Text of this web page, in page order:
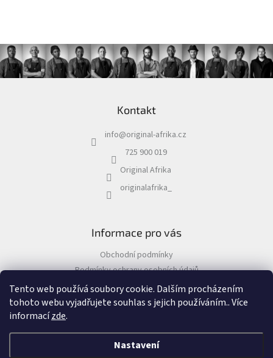
Tento web používá soubory cookie. Dalším procházením
tohoto webu vyjadřujete souhlas s jejich používáním.. Více
informacízde.
Nastavení
Kontakt
info@original-afrika.cz
725 900 019
Original Afrika
originalafrika_
Informace pro vás
Obchodní podmínky
Podmínky ochrany osobních údajů